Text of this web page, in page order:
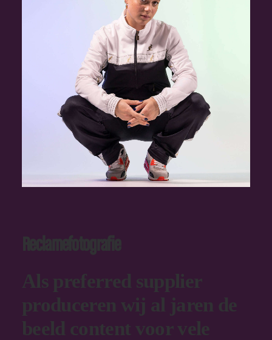
Reclamefotografie
Als preferred supplier
produceren wij al jaren de
beeld content voor vele